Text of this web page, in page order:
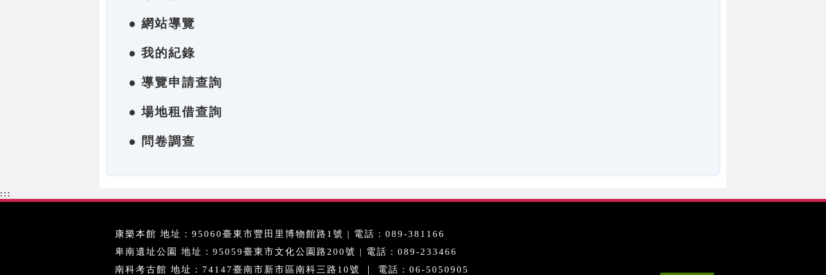
● 網站導覽
● 我的紀錄
● 導覽申請查詢
● 場地租借查詢
● 問卷調查
:::
康樂本館 地址：95060臺東市豐田里博物館路1號 | 電話：089-381166
卑南遺址公園 地址：95059臺東市文化公園路200號 | 電話：089-233466
南科考古館 地址：74147臺南市新市區南科三路10號 ｜ 電話：06-5050905